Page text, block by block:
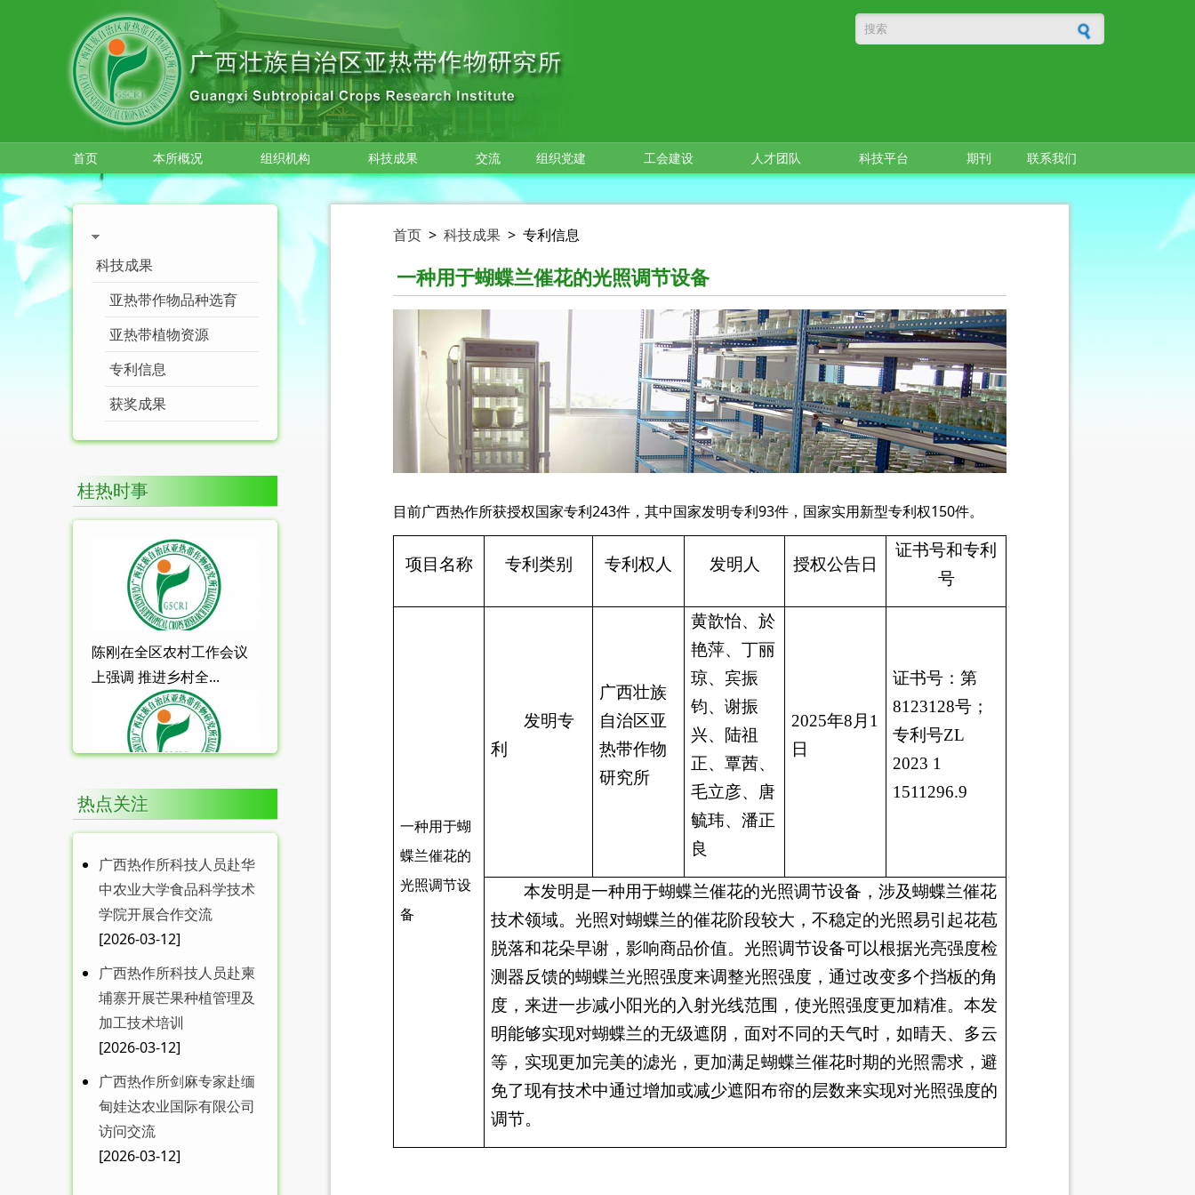
搜索表单
首页 本所概况 组织机构 科技成果 交流 组织党建 工会建设 人才团队 科技平台 期刊 联系我们
科技成果
亚热带作物品种选育
亚热带植物资源
专利信息
获奖成果
桂热时事
陈刚在全区农村工作会议
上强调 推进乡村全...
中共中央 国务院关于锚定
农业农村现代化 ...
MDPI 特刊征稿|广西热作
所在food...
广西热作所召开送培博士
工作学习汇报会
热点关注
广西热作所科技人员赴华
中农业大学食品科学技术
学院开展合作交流
[2026-03-12]
广西热作所科技人员赴柬
埔寨开展芒果种植管理及
加工技术培训
[2026-03-12]
广西热作所剑麻专家赴缅
甸娃达农业国际有限公司
访问交流
[2026-03-12]
首页 > 科技成果 > 专利信息
一种用于蝴蝶兰催花的光照调节设备
目前广西热作所获授权国家专利243件，其中国家发明专利93件，国家实用新型专利权150件。
项目名称 专利类别 专利权人 发明人 授权公告日
证书号和专利
号
一种用于蝴
蝶兰催花的
光照调节设
备
发明专
利
广西壮族
自治区亚
热带作物
研究所
黄歆怡、 於
艳萍、 丁丽
琼、 宾振
钧、 谢振
兴、陆祖
正、覃茜、
毛立彦、唐
毓玮、潘正
良
2025年8 月 1
日
证书号：第
8123128号；
专利号ZL
2023 1
1511296.9
本发明是一种用于蝴蝶兰催花的光照调节设备 ， 涉及蝴蝶兰催花
技术领域。 光照对蝴蝶兰的催花阶段较大，不稳定的光照易引起花苞
脱落和花朵早谢，影响商品价值。 光照调节设备可以根据光亮强度检
测器反馈的蝴蝶兰光照强度来调整光照强度，通过改变多个挡板的角
度，来进一步减小阳光的入射光线范围，使光照强度更加精准。 本发
明能够实现对蝴蝶兰的无级遮阴，面对不同的天气时，如晴天、多云
等，实现更加完美的滤光，更加满足蝴蝶兰催花时期的光照需求，避
免了现有技术中通过增加或减少遮阳布帘的层数来实现对光照强度的
调节。